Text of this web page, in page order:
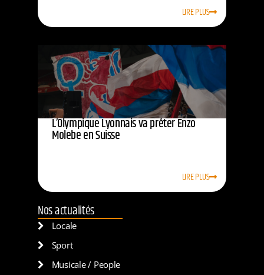
LIRE PLUS
L’Olympique Lyonnais va prêter Enzo
Molebe en Suisse
LIRE PLUS
Nos actualités
Locale
Sport
Musicale / People